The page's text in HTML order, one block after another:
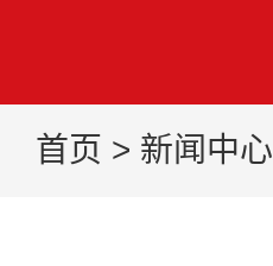
首页 > 新闻中心